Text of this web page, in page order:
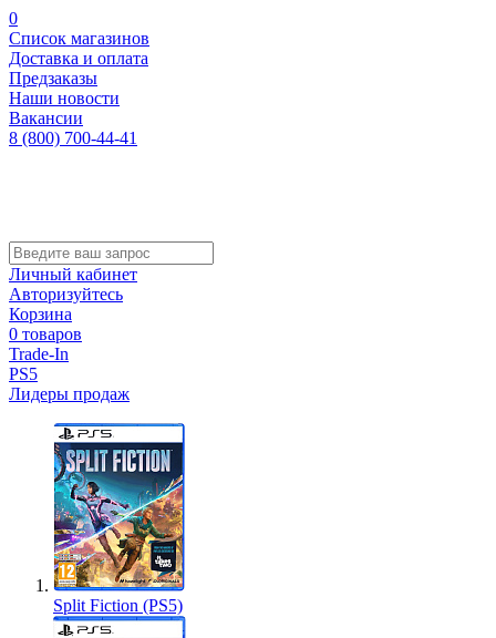
0
Список магазинов
Доставка и оплата
Предзаказы
Наши новости
Вакансии
8 (800) 700-44-41
Личный кабинет
Авторизуйтесь
Корзина
0 товаров
Trade-In
PS5
Лидеры продаж
Split Fiction (PS5)